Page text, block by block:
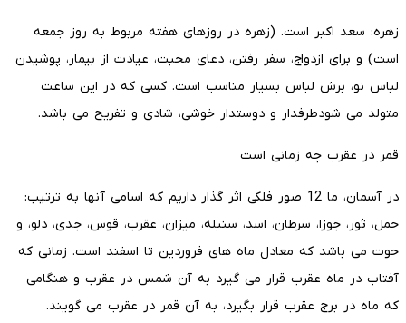
زهره: سعد اکبر است. (زهره در روز‌های هفته مربوط به روز جمعه
است) و برای ازدواج، سفر رفتن، دعای محبت، عیادت از بیمار، پوشیدن
لباس نو، برش لباس بسیار مناسب است. کسی که در این ساعت
متولد می شودطرفدار و دوستدار خوشی، شادی و تفریح می باشد.
قمر در عقرب چه زمانی است
در آسمان، ما 12 صور فلکی اثر گذار داریم که اسامی آنها به ترتیب:
حمل، ثور، جوزا، سرطان، اسد، سنبله، میزان، عقرب، قوس، جدی، دلو، و
حوت می باشد که معادل ماه های فروردین تا اسفند است. زمانی که
آفتاب در ماه عقرب قرار می گیرد به آن شمس در عقرب و هنگامی
که ماه در برج عقرب قرار بگیرد، به آن قمر در عقرب می گویند.